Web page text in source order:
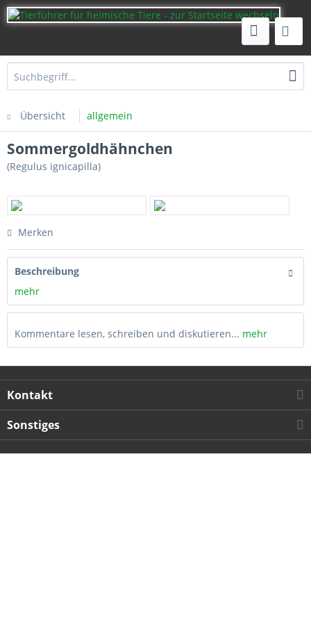
Übersicht allgemein
Sommergoldhähnchen
(Regulus ignicapilla)
Merken
Beschreibung
mehr
Kommentare lesen, schreiben und diskutieren... mehr
Kontakt
Sonstiges